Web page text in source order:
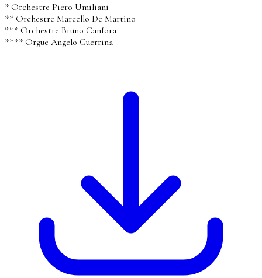
* Orchestre Piero Umiliani
** Orchestre Marcello De Martino
*** Orchestre Bruno Canfora
**** Orgue Angelo Guerrina